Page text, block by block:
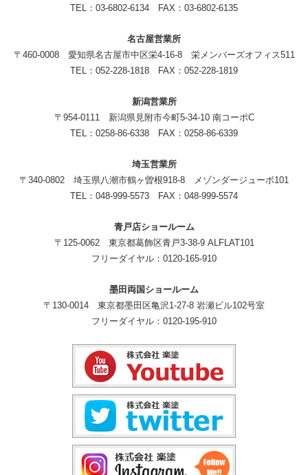
TEL：03-6802-6134 FAX：03-6802-6135
名古屋営業所
〒460-0008 愛知県名古屋市中区栄4-16-8 栄メンバーズオフィス511
TEL：052-228-1818 FAX：052-228-1819
新潟営業所
〒954-0111 新潟県見附市今町5-34-10 南コーポC
TEL：0258-86-6338 FAX：0258-86-6339
埼玉営業所
〒340-0802 埼玉県八潮市鶴ヶ曽根918-8 メゾンダージューボ101
TEL：048-999-5573 FAX：048-999-5574
青戸店ショールーム
〒125-0062 東京都葛飾区青戸3-38-9 ALFLAT101
フリーダイヤル：0120-165-910
墨田両国ショールーム
〒130-0014 東京都墨田区亀沢1-27-8 岩瀬ビル102号室
フリーダイヤル：0120-195-910